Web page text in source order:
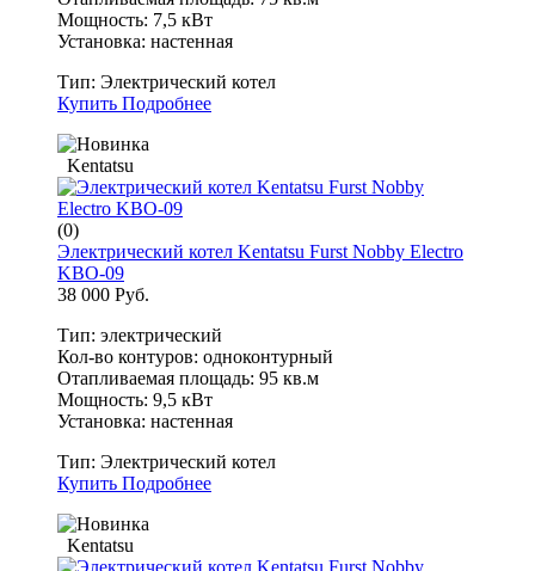
Мощность: 7,5 кВт
Установка: настенная
Тип: Электрический котел
Купить Подробнее
Kentatsu
(0)
Электрический котел Kentatsu Furst Nobby Electro
KBO-09
38 000 Руб.
Тип: электрический
Кол-во контуров: одноконтурный
Отапливаемая площадь: 95 кв.м
Мощность: 9,5 кВт
Установка: настенная
Тип: Электрический котел
Купить Подробнее
Kentatsu